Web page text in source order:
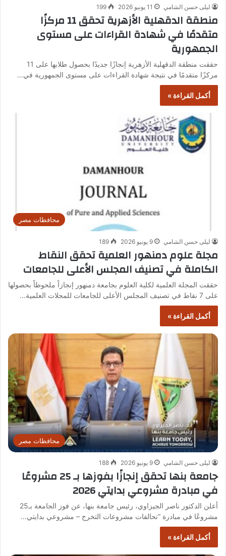
ليلى حسن الشامي 11 يونيو 2026 199
منطقة الدقهلية الأزهرية تحقق 11 مركزًا
متقدمًا في شهادة القراءات على مستوى
الجمهورية
حققت منطقة الدقهلية الأزهرية إنجازًا جديدًا بحصول طلابها على 11
مركزًا متقدمًا في نتيجة شهادة القراءات على مستوى الجمهورية في…
أكمل القراءة »
محافظات مصر
ليلى حسن الشامي 9 يونيو 2026 189
مجلة علوم دمنهور العلمية تحقق النقاط
الكاملة في تصنيف المجلس الأعلى للجامعات
حققت المجلة العلمية لكلية العلوم بجامعة دمنهور إنجازاً ملحوظاً بحصولها
على 7 نقاط في تصنيف المجلس الأعلى للجامعات للمجلات العلمية…
أكمل القراءة »
محافظات مصر
ليلى حسن الشامي 9 يونيو 2026 188
جامعة بنها تحقق إنجازًا بفوزها بـ 25 مشروعًا
في مبادرة مشروعي بدايتي 2026
أعلن الدكتور ناصر الجيزاوي، رئيس جامعة بنها، عن فوز الجامعة بـ25
مشروعًا في مبادرة “تحالفات مشروعات التخرج – مشروعي بدايتي…
أكمل القراءة »